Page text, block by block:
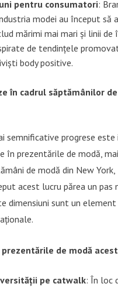
pentru consumatori:
modei au început să
mărimi mai mari și linii de
de tendințele
body positive.
în cadrul săptămânilor
semnificative progrese este
în prezentările de modă,
de modă din New York,
acest lucru părea un pas
dimensiuni sunt un
prezentările de modă
pe catwalk: În loc